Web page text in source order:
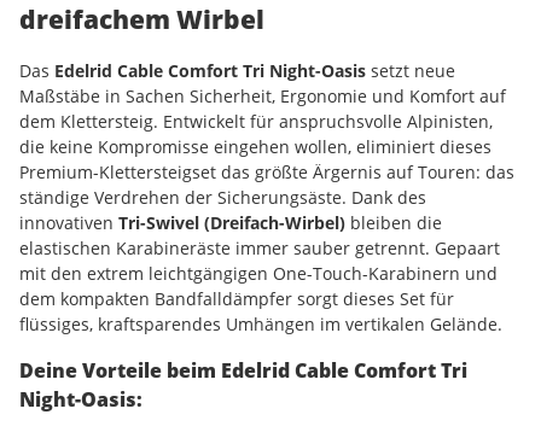
dreifachem Wirbel
Das Edelrid Cable Comfort Tri Night-Oasis setzt neue
Maßstäbe in Sachen Sicherheit, Ergonomie und Komfort auf
dem Klettersteig. Entwickelt für anspruchsvolle Alpinisten,
die keine Kompromisse eingehen wollen, eliminiert dieses
Premium-Klettersteigset das größte Ärgernis auf Touren: das
ständige Verdrehen der Sicherungsäste. Dank des
innovativen Tri-Swivel (Dreifach-Wirbel) bleiben die
elastischen Karabineräste immer sauber getrennt. Gepaart
mit den extrem leichtgängigen One-Touch-Karabinern und
dem kompakten Bandfalldämpfer sorgt dieses Set für
flüssiges, kraftsparendes Umhängen im vertikalen Gelände.
Deine Vorteile beim Edelrid Cable Comfort Tri
Night-Oasis: